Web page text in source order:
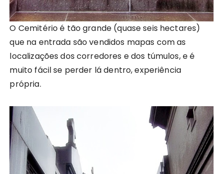
O Cemitério é tão grande (quase seis hectares)
que na entrada são vendidos mapas com as
localizações dos corredores e dos túmulos, e é
muito fácil se perder lá dentro, experiência
própria.